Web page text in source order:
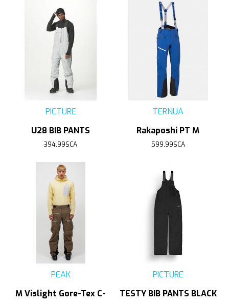
PICTURE
U28 BIB PANTS
394,99$CA
TERNUA
Rakaposhi PT M
599,99$CA
PEAK
M Vislight Gore-Tex C-
PICTURE
TESTY BIB PANTS BLACK